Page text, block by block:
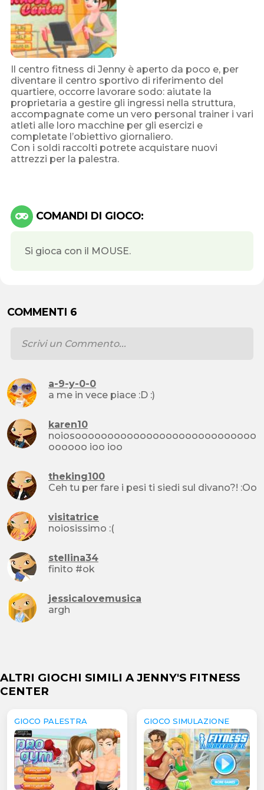
Il centro fitness di Jenny è aperto da poco e, per
diventare il centro sportivo di riferimento del
quartiere, occorre lavorare sodo: aiutate la
proprietaria a gestire gli ingressi nella struttura,
accompagnate come un vero personal trainer i vari
atleti alle loro macchine per gli esercizi e
completate l’obiettivo giornaliero.
Con i soldi raccolti potrete acquistare nuovi
attrezzi per la palestra.
COMANDI DI GIOCO:
Si gioca con il MOUSE.
COMMENTI 6
a-9-y-0-0
a me in vece piace :D :)
karen10
noiosoooooooooooooooooooooooooooo
oooooo ioo ioo
theking100
Ceh tu per fare i pesi ti siedi sul divano?! :Oo
visitatrice
noiosissimo :(
stellina34
finito #ok
jessicalovemusica
argh
ALTRI GIOCHI SIMILI A JENNY'S FITNESS
CENTER
GIOCO PALESTRA GIOCO SIMULAZIONE